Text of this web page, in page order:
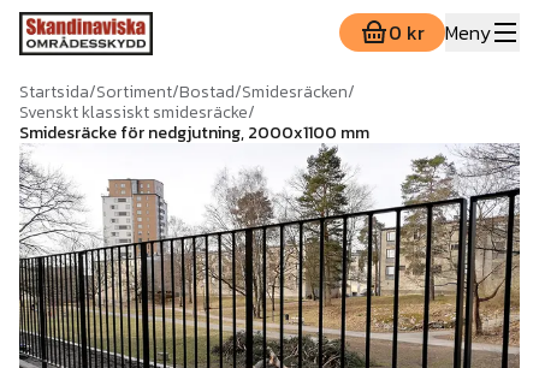
0 kr Meny
Startsida/Sortiment/Bostad/Smidesräcken/
Svenskt klassiskt smidesräcke/
Smidesräcke för nedgjutning, 2000x1100 mm